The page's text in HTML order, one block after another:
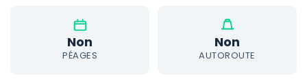
Non
PÉAGES
Non
AUTOROUTE